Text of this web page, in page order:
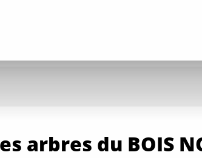
arbres du BOIS